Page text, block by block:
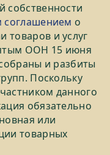
собственности
соглашением о
товаров и услуг
ООН 15 июня
и разбиты
Поскольку
данного
обязательно
или
товарных